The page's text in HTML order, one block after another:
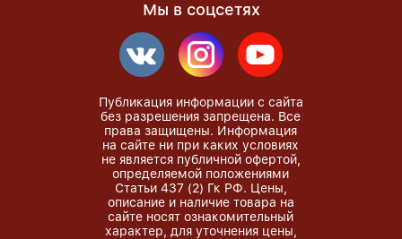
Мы в соцсетях
Публикация информации с сайта
без разрешения запрещена. Все
права защищены. Информация
на сайте ни при каких условиях
не является публичной офертой,
определяемой положениями
Статьи 437 (2) Гк РФ. Цены,
описание и наличие товара на
сайте носят ознакомительный
характер, для уточнения цены,